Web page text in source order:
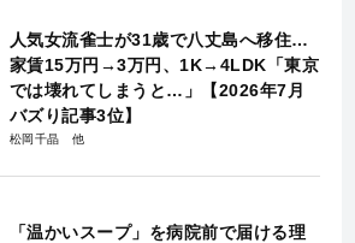
人気女流雀士が31歳で八丈島へ移住…
家賃15万円→3万円、1K→4LDK「東京
では壊れてしまうと…」【2026年7月
バズり記事3位】
松岡千晶
「温かいスープ」を病院前で届ける理